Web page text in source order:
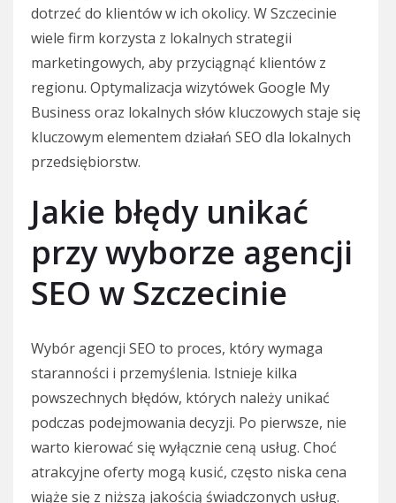
dotrzeć do klientów w ich okolicy. W Szczecinie
wiele firm korzysta z lokalnych strategii
marketingowych, aby przyciągnąć klientów z
regionu. Optymalizacja wizytówek Google My
Business oraz lokalnych słów kluczowych staje się
kluczowym elementem działań SEO dla lokalnych
przedsiębiorstw.
Jakie błędy unikać
przy wyborze agencji
SEO w Szczecinie
Wybór agencji SEO to proces, który wymaga
staranności i przemyślenia. Istnieje kilka
powszechnych błędów, których należy unikać
podczas podejmowania decyzji. Po pierwsze, nie
warto kierować się wyłącznie ceną usług. Choć
atrakcyjne oferty mogą kusić, często niska cena
wiąże się z niższą jakością świadczonych usług.